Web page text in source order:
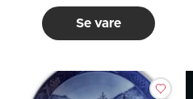
Se vare